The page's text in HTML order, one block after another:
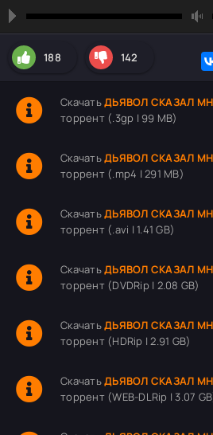
188 142
СкачатьДЬЯВОЛ СКАЗАЛ
торрент (.3gp | 99 MB)
СкачатьДЬЯВОЛ СКАЗАЛ
торрент (.mp4 | 291 MB)
СкачатьДЬЯВОЛ СКАЗАЛ
торрент (.avi | 1.41 GB)
СкачатьДЬЯВОЛ СКАЗАЛ
торрент (DVDRip | 2.08 GB)
СкачатьДЬЯВОЛ СКАЗАЛ
торрент (HDRip | 2.91 GB)
СкачатьДЬЯВОЛ СКАЗАЛ
торрент (WEB-DLRip | 3.07